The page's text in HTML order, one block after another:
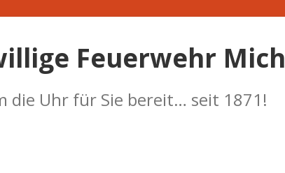
Feuerwehr
die Uhr für Sie bereit… seit 1871!